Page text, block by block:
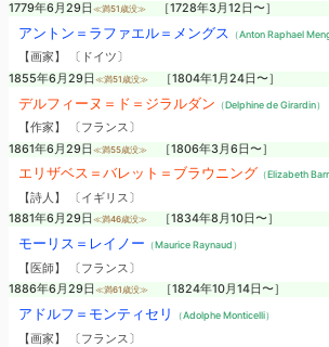
1779年6月29日 ≪満51歳没≫ ［1728年3月12日〜］
アントン＝ラファエル＝メングス （Anton Raphael
【画家】 〔ドイツ〕
1855年6月29日 ≪満51歳没≫ ［1804年1月24日〜］
デルフィーヌ＝ド＝ジラルダン （Delphine de Girardin）
【作家】 〔フランス〕
1861年6月29日 ≪満55歳没≫ ［1806年3月6日〜］
エリザベス＝バレット＝ブラウニング （Elizabeth
【詩人】 〔イギリス〕
1881年6月29日 ≪満46歳没≫ ［1834年8月10日〜］
モーリス＝レイノー （Maurice Raynaud）
【医師】 〔フランス〕
1886年6月29日 ≪満61歳没≫ ［1824年10月14日〜］
アドルフ＝モンティセリ （Adolphe Monticelli）
【画家】 〔フランス〕